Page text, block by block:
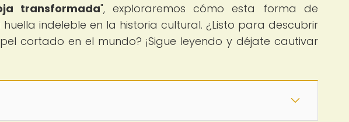
transformada", exploraremos cómo esta forma de
indeleble en la historia cultural. ¿Listo para descubrir
cortado en el mundo? ¡Sigue leyendo y déjate cautivar